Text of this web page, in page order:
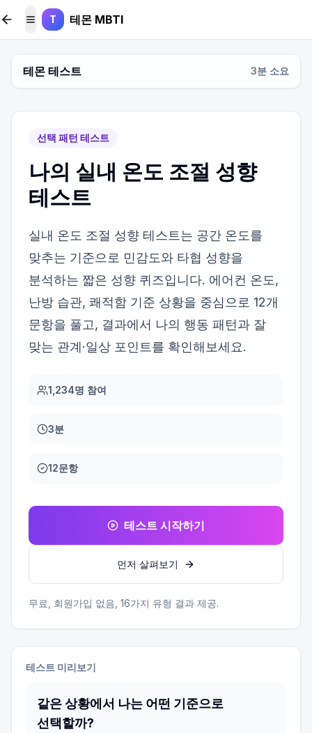
본문 바로가기
메뉴 토글
T 테몬 MBTI
테몬 테스트 3분 소요
선택 패턴 테스트
나의 실내 온도 조절 성향
테스트
실내 온도 조절 성향 테스트는 공간 온도를
맞추는 기준으로 민감도와 타협 성향을
분석하는 짧은 성향 퀴즈입니다. 에어컨 온도,
난방 습관, 쾌적함 기준 상황을 중심으로 12개
문항을 풀고, 결과에서 나의 행동 패턴과 잘
맞는 관계·일상 포인트를 확인해보세요.
1,234명 참여
3분
12문항
테스트 시작하기
먼저 살펴보기
무료, 회원가입 없음, 16가지 유형 결과 제공.
테스트 미리보기
같은 상황에서 나는 어떤 기준으로
선택할까?